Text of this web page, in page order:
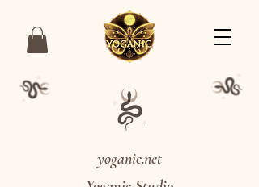
yoganic.net